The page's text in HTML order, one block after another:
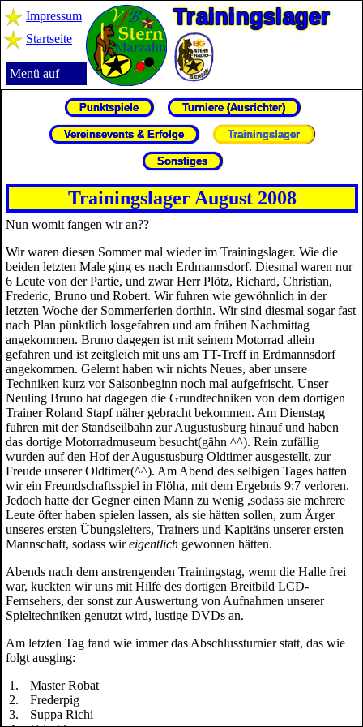
Impressum
Startseite
Trai­nings­la­ger
Menü auf
Punktspiele Turniere (Ausrichter)
Vereinsevents & Erfolge Trainingslager
Sonstiges
Trainingslager August 2008
Nun womit fangen wir an??
Wir waren diesen Sommer mal wieder im Trainingslager. Wie die
beiden letzten Male ging es nach Erdmannsdorf. Diesmal waren nur
6 Leute von der Partie, und zwar Herr Plötz, Richard, Christian,
Frederic, Bruno und Robert. Wir fuhren wie gewöhnlich in der
letzten Woche der Sommerferien dorthin. Wir sind diesmal sogar fast
nach Plan pünktlich losgefahren und am frühen Nachmittag
angekommen. Bruno dagegen ist mit seinem Motorrad allein
gefahren und ist zeitgleich mit uns am TT-Treff in Erdmannsdorf
angekommen. Gelernt haben wir nichts Neues, aber unsere
Techniken kurz vor Saisonbeginn noch mal aufgefrischt. Unser
Neuling Bruno hat dagegen die Grundtechniken von dem dortigen
Trainer Roland Stapf näher gebracht bekommen. Am Dienstag
fuhren mit der Standseilbahn zur Augustusburg hinauf und haben
das dortige Motorradmuseum besucht(gähn ^^). Rein zufällig
wurden auf den Hof der Augustusburg Oldtimer ausgestellt, zur
Freude unserer Oldtimer(^^). Am Abend des selbigen Tages hatten
wir ein Freundschaftsspiel in Flöha, mit dem Ergebnis 9:7 verloren.
Jedoch hatte der Gegner einen Mann zu wenig ,sodass sie mehrere
Leute öfter haben spielen lassen, als sie hätten sollen, zum Ärger
unseres ersten Übungsleiters, Trainers und Kapitäns unserer ersten
Mannschaft, sodass wireigentlich gewonnen hätten.
Abends nach dem anstrengenden Trainingstag, wenn die Halle frei
war, kuckten wir uns mit Hilfe des dortigen Breitbild LCD-
Fernsehers, der sonst zur Auswertung von Aufnahmen unserer
Spieltechniken genutzt wird, lustige DVDs an.
Am letzten Tag fand wie immer das Abschlussturnier statt, das wie
folgt ausging:
Master Robat
Frederpig
Suppa Richi